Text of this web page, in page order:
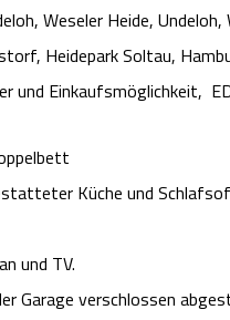
Weseler Heide,
Heidepark Soltau,
und Einkaufsmöglichkeit,
Küche und
und TV.
Garage verschlossen